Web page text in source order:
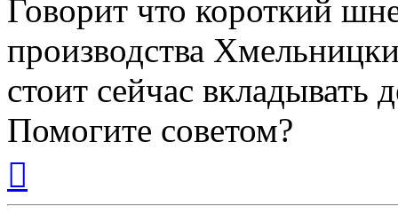
Говорит что короткий
производства
стоит сейчас вкладывать
Помогите советом?
началу